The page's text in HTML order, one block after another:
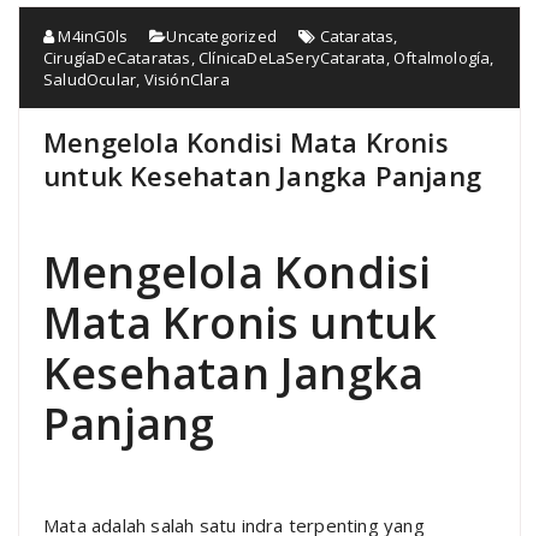
M4inG0ls Uncategorized Cataratas
CirugíaDeCataratas ,ClínicaDeLaSeryCatarata ,Oftalmología
SaludOcular VisiónClara
Mengelola Kondisi Mata Kronis
untuk Kesehatan Jangka Panjang
Mengelola Kondisi
Mata Kronis untuk
Kesehatan Jangka
Panjang
Mata adalah salah satu indra terpenting yang